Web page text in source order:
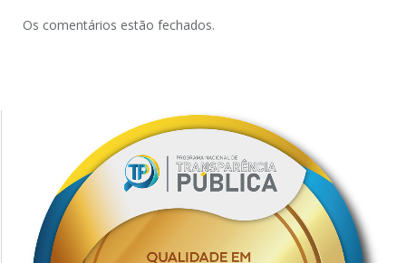
Os comentários estão fechados.